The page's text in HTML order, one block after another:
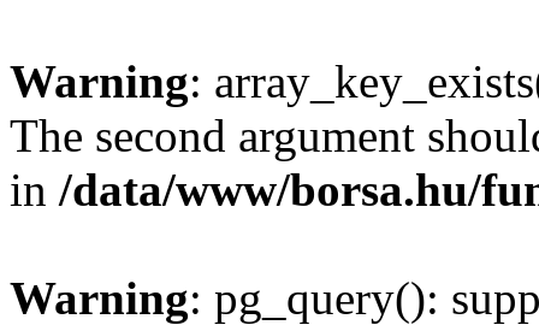
Warning:
The second argument
in /data/www/borsa.hu/
Warning: pg_query():